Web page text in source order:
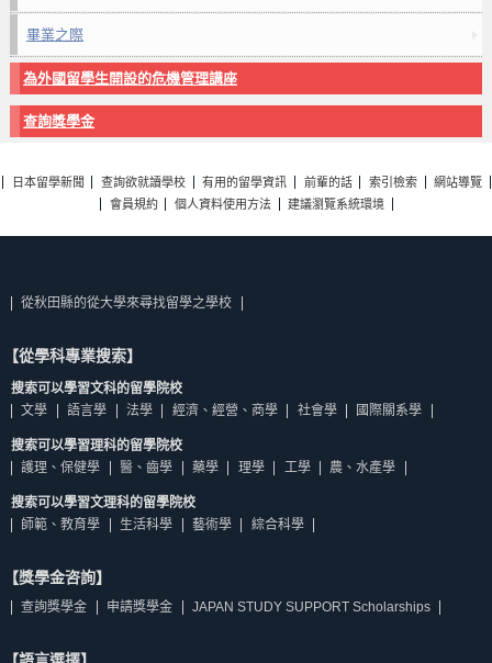
畢業之際
為外國留學生開設的危機管理講座
查詢獎學金
日本留學新聞 查詢欲就讀學校 有用的留學資訊 前輩的話 索引檢索
網站導覽
會員規約
個人資料使用方法 建議瀏覽系統環境
從秋田縣的從大學來尋找留學之學校
【從學科專業搜索】
搜索可以學習文科的留學院校
文學
語言學 法學 經濟、經營、商學 社會學 國際關系學
搜索可以學習理科的留學院校
護理、保健學
醫、齒學 藥學 理學 工學 農、水產學
搜索可以學習文理科的留學院校
師範、教育學
生活科學 藝術學 綜合科學
【獎學金咨詢】
查詢獎學金 申請獎學金 JAPAN STUDY SUPPORT Scholarships
【語言選擇】